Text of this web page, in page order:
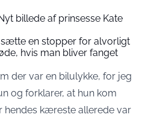
billede af prinsesse Kate
en stopper for alvorligt
hvis man bliver fanget
der var en bilulykke, for jeg
og forklarer, at hun kom
hendes kæreste allerede var